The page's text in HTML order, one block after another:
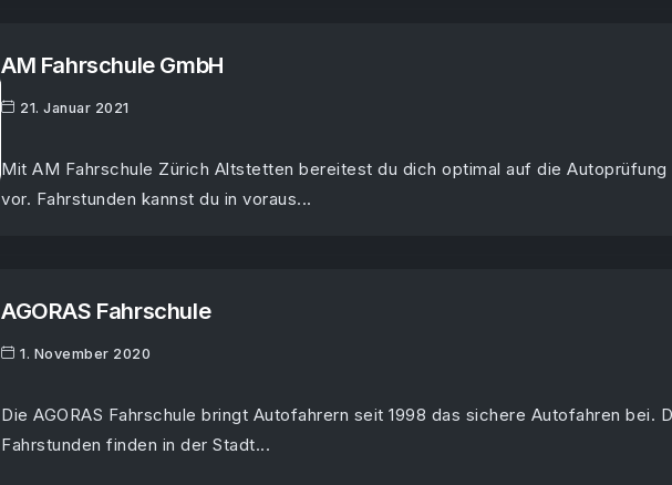
AM Fahrschule GmbH
21. Januar 2021
Mit AM Fahrschule Zürich Altstetten bereitest du dich optimal auf die Autoprüfung
vor. Fahrstunden kannst du in voraus...
AGORAS Fahrschule
1. November 2020
Die AGORAS Fahrschule bringt Autofahrern seit 1998 das sichere Autofahren bei.
Fahrstunden finden in der Stadt...